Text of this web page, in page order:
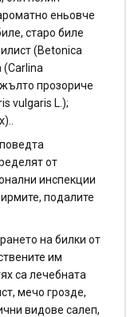
еньовче
старо биле
(Betonica
(Carlina
прозориче
vulgaris L.);
от
инспекции
подалите
на билки от
им
са лечебната
мечо грозде,
видове салеп,